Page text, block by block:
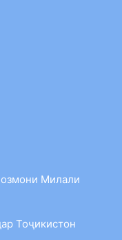
Милали
Тоҷикистон